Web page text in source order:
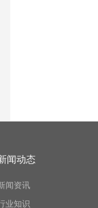
闻动态
闻资讯
业知识